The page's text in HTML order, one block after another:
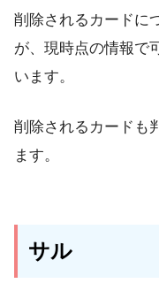
削除されるカードに
が、現時点の情報で
います。
削除されるカードも
ます。
サル